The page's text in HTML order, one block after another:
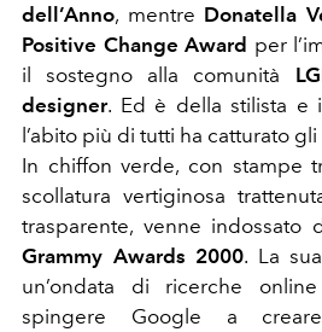
dell’Anno, mentre Donatella
Positive Change Award per
il sostegno alla comunità
designer. Ed è della stilista e
l’abito più di tutti ha catturato
In chiffon verde, con stampe
scollatura vertiginosa
trasparente, venne indossato
Grammy Awards 2000. La
un’ondata di ricerche
spingere Google a